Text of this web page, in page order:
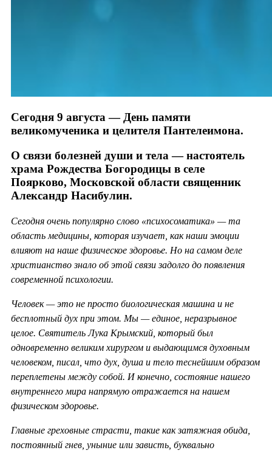
Сегодня 9 августа — День памяти
великомученика и целителя Пантелеимона.
О связи болезней души и тела — настоятель
храма Рождества Богородицы в селе
Поярково, Московской области священник
Александр Насибулин.
Сегодня очень популярно слово «психосоматика» — та
область медицины, которая изучает, как наши эмоции
влияют на наше физическое здоровье. Но на самом деле
христианство знало об этой связи задолго до появления
современной психологии.
Человек — это не просто биологическая машина и не
бесплотный дух при этом. Мы — единое, неразрывное
целое. Святитель Лука Крымский, который был
одновременно великим хирургом и выдающимся духовным
человеком, писал, что дух, душа и тело теснейшим образом
переплетены между собой. И конечно, состояние нашего
внутреннего мира напрямую отражается на нашем
физическом здоровье.
Главные греховные страсти, такие как затяжная обида,
постоянный гнев, уныние или зависть, буквально